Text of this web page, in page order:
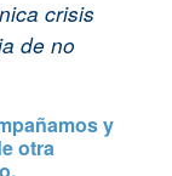
crisis
de no
y
otra